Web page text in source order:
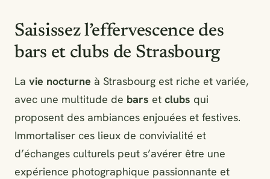
Saisissez l’effervescence des
bars et clubs de Strasbourg
La vie nocturne à Strasbourg est riche et variée,
avec une multitude de bars et clubs qui
proposent des ambiances enjouées et festives.
Immortaliser ces lieux de convivialité et
d’échanges culturels peut s’avérer être une
expérience photographique passionnante et